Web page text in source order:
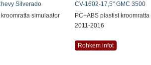
Silverado
simulaator
CV-1602-17,5" GMC 3500
PC+ABS plastist
2011-2016
Rohkem infot